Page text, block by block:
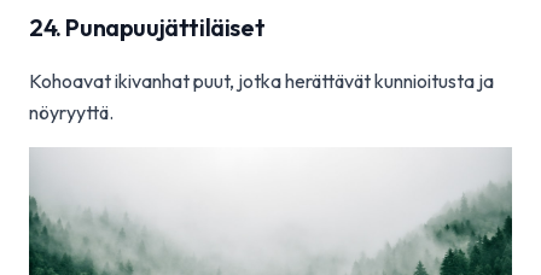
24. Punapuujättiläiset
Kohoavat ikivanhat puut, jotka herättävät kunnioitusta ja
nöyryyttä.